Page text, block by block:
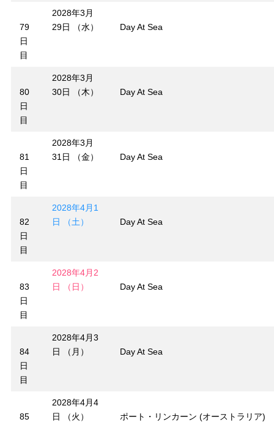
79
日
目
2028年3月
29日 （水）
Day At Sea
80
日
目
2028年3月
30日 （木）
Day At Sea
81
日
目
2028年3月
31日 （金）
Day At Sea
82
日
目
2028年4月1
日 （土）
Day At Sea
83
日
目
2028年4月2
日 （日）
Day At Sea
84
日
目
2028年4月3
日 （月）
Day At Sea
85
2028年4月4
日 （火）
ポート・リンカーン (オーストラリア)